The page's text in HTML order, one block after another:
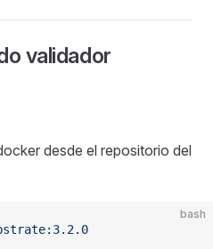
validador
desde el repositorio del
bash